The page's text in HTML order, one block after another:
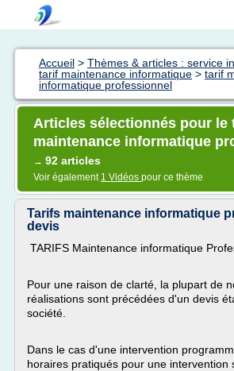
Accueil > Thèmes & articles : service
tarif maintenance informatique > tarif
informatique professionnel
Articles sélectionnés pour le
maintenance informatique
→ 92 articles
Voir également 1 Vidéos pour ce thème
Tarifs maintenance informatique
devis
TARIFS Maintenance informatique
Pour une raison de clarté, la plupart de
réalisations sont précédées d'un devis
société.
Dans le cas d'une intervention
horaires pratiqués pour une intervention